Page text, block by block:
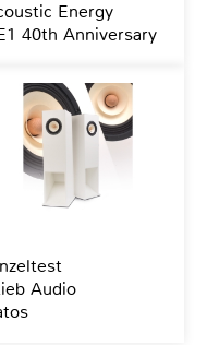
Energy
40th Anniversary
Audio